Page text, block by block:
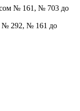
№ 161, № 703 до
№ 292, № 161 до